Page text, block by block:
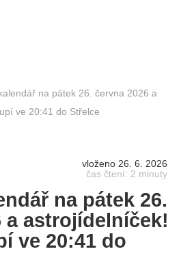
na pátek 26. června 2026 a
ve 20:41 do Střelce
vloženo 26. 6. 2026
čas čtení: 2 minuty
na pátek 26.
a astrojídelníček!
ve 20:41 do